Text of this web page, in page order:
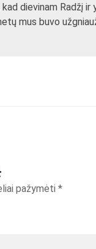
dievinam Radžį ir
mus buvo
pažymėti *